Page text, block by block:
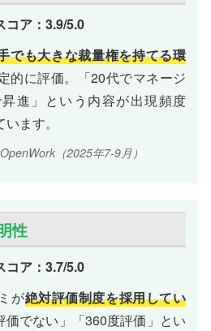
コア：3.9/5.0
でも大きな裁量権を持てる環
的に評価。「20代でマネージ
進」という内容が出現頻度
ます。
（2025年7-9月）
性
コア：3.7/5.0
が絶対評価制度を採用してい
価でない」「360度評価」とい